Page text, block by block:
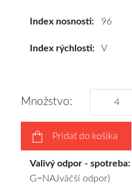
vám
obujeme
výberu
a
pošleme
zadarmo.
Index nosnosti: 96
Index rýchlosti: V
Množstvo:
Pridať do košíka
Valivý odpor - spotreba:
G=NAJväčší odpor)